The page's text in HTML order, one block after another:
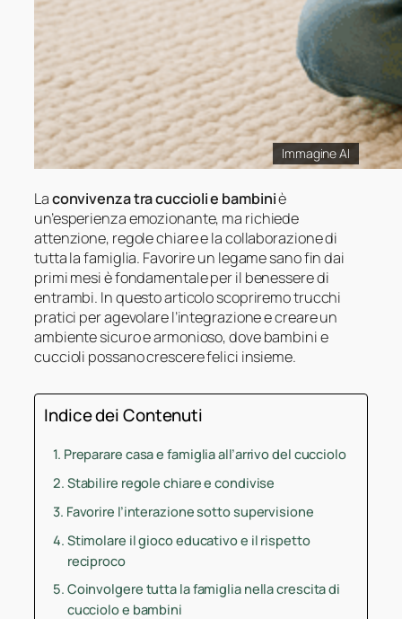
Immagine AI
Laconvivenza tra cuccioli e bambiniè
un’esperienza emozionante, ma richiede
attenzione, regole chiare e la collaborazione di
tutta la famiglia. Favorire un legame sano fin dai
primi mesi è fondamentale per il benessere di
entrambi. In questo articolo scopriremo trucchi
pratici per agevolare l’integrazione e creare un
ambiente sicuro e armonioso, dove bambini e
cuccioli possano crescere felici insieme.
Indice dei Contenuti
Preparare casa e famiglia all’arrivo del cucciolo
Stabilire regole chiare e condivise
Favorire l’interazione sotto supervisione
Stimolare il gioco educativo e il rispetto
reciproco
Coinvolgere tutta la famiglia nella crescita di
cucciolo e bambini